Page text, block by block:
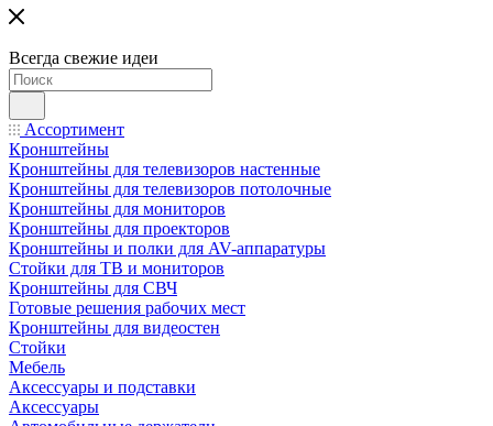
Всегда свежие идеи
Ассортимент
Кронштейны
Кронштейны для телевизоров настенные
Кронштейны для телевизоров потолочные
Кронштейны для мониторов
Кронштейны для проекторов
Кронштейны и полки для AV-аппаратуры
Стойки для ТВ и мониторов
Кронштейны для СВЧ
Готовые решения рабочих мест
Кронштейны для видеостен
Стойки
Мебель
Аксессуары и подставки
Аксессуары